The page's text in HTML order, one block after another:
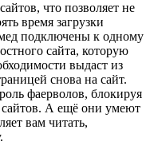
что позволяет не
время загрузки
подключены к одному
сайта, которую
выдаст из
снова на сайт.
фаерволов, блокируя
А ещё они умеют
вам читать,